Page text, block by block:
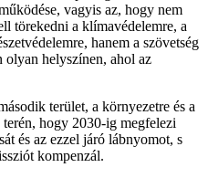
vagyis az, hogy nem
törekedni a klímavédelemre, a
hanem a szövetség
olyan helyszínen, ahol az
terület, a környezetre és a
hogy 2030-ig megfelezi
és az ezzel járó lábnyomot, s
kompenzál.